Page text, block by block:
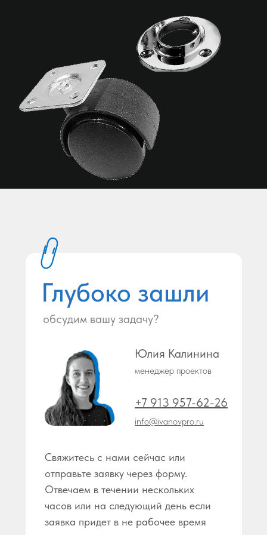
обсудим вашу задачу?
Глубоко зашли
info@ivanovpro.ru
Свяжитесь с нами сейчас или
отправьте заявку через форму.
Отвечаем в течении нескольких
часов или на следующий день если
заявка придет в не рабочее время
+7 913 957-62-26
Юлия Калинина
менеджер проектов
Р
М
в Новороссийске
в Новочебоксарске
в Новошахтинске
в Новый Уренгой
в Ногинске
в Норильске
в Реутове
в Ростове-на-Дону
в Рубцовске
в Рязани
в Казане
в Калининграде
в Калуге
в Каменск-
Уральский
в Камышин
в Каспийске
Кемерово
в Коломне
в Комсомольск-на-
Амуре
в Копейске
в Королёве
в Костроме
в Красногорске
в Красноярске
в Кургане
в Курске
в Кызыле
в Магнитогорске
в Майкопе
в Махачкале
в Миасс
в Михайловске
в Москве
в Мурманске
в Муроме
в Мытищи
в Нефтекамске
в Нижневартовске
в Нижнем Новгороде
в Нижнем Тагиле
в Нижним Новгороде